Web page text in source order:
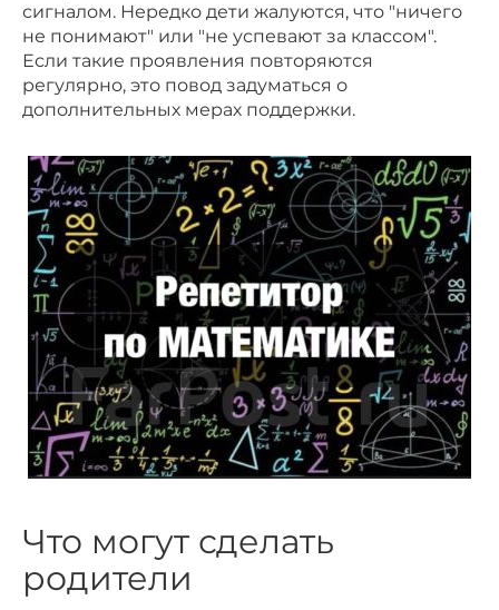
сигналом. Нередко дети жалуются, что "ничего
не понимают" или "не успевают за классом".
Если такие проявления повторяются
регулярно, это повод задуматься о
дополнительных мерах поддержки.
Что могут сделать
родители